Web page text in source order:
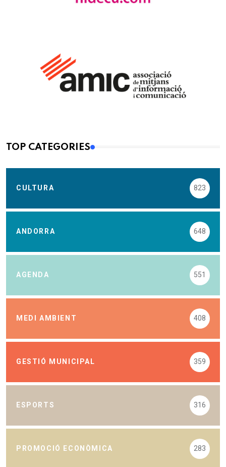
TOP CATEGORIES
CULTURA 823
ANDORRA 648
AGENDA 551
MEDI AMBIENT 408
GESTIÓ MUNICIPAL 359
ESPORTS 316
PROMOCIÓ ECONÒMICA 283